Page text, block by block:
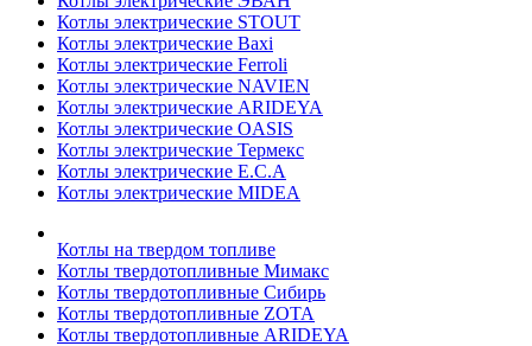
Котлы электрические STOUT
Котлы электрические Baxi
Котлы электрические Ferroli
Котлы электрические NAVIEN
Котлы электрические ARIDEYA
Котлы электрические OASIS
Котлы электрические Термекс
Котлы электрические E.C.A
Котлы электрические MIDEA
Котлы на твердом топливе
Котлы твердотопливные Мимакс
Котлы твердотопливные Сибирь
Котлы твердотопливные ZOTA
Котлы твердотопливные ARIDEYA